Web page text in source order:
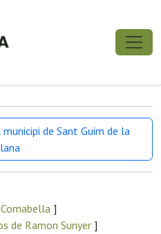
de Sant Guim de la
]
de Ramon Sunyer ]